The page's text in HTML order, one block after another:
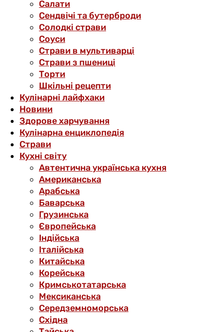
Салати
Сендвічі та бутерброди
Солодкі страви
Соуси
Страви в мультиварці
Страви з пшениці
Торти
Шкільні рецепти
Кулінарні лайфхаки
Новини
Здорове харчування
Кулінарна енциклопедія
Страви
Кухні світу
Автентична українська кухня
Американська
Арабська
Баварська
Грузинська
Європейська
Індійська
Італійська
Китайська
Корейська
Кримськотатарська
Мексиканська
Середземноморська
Східна